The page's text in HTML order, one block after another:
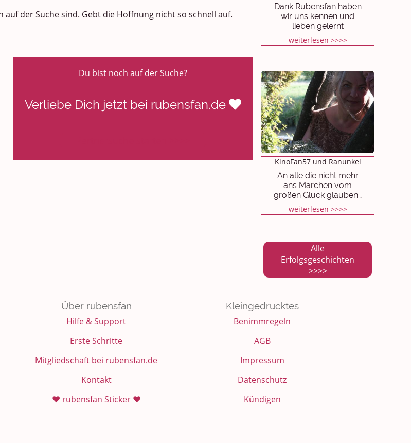
der Suche sind. Gebt die Hoffnung nicht so schnell auf.
Du bist noch auf der Suche?
Verliebe Dich jetzt bei rubensfan.de
Dank Rubensfan haben
wir uns kennen und
lieben gelernt
weiterlesen >>>>
KinoFan57 und Ranunkel
An alle die nicht mehr
ans Märchen vom
großen Glück glauben…
weiterlesen >>>>
Alle
Erfolgsgeschichten
>>>>
Über rubensfan
Hilfe & Support
Erste Schritte
Mitgliedschaft bei rubensfan.de
Kontakt
❤️ rubensfan Sticker ❤️
Kleingedrucktes
Benimmregeln
AGB
Impressum
Datenschutz
Kündigen